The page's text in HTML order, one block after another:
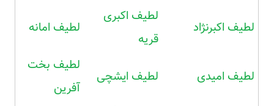
لطیف اکبرنژاد
لطیف اکبری
قریه
لطیف امانه
لطیف امیدی لطیف ایشچی
لطیف بخت
آفرین